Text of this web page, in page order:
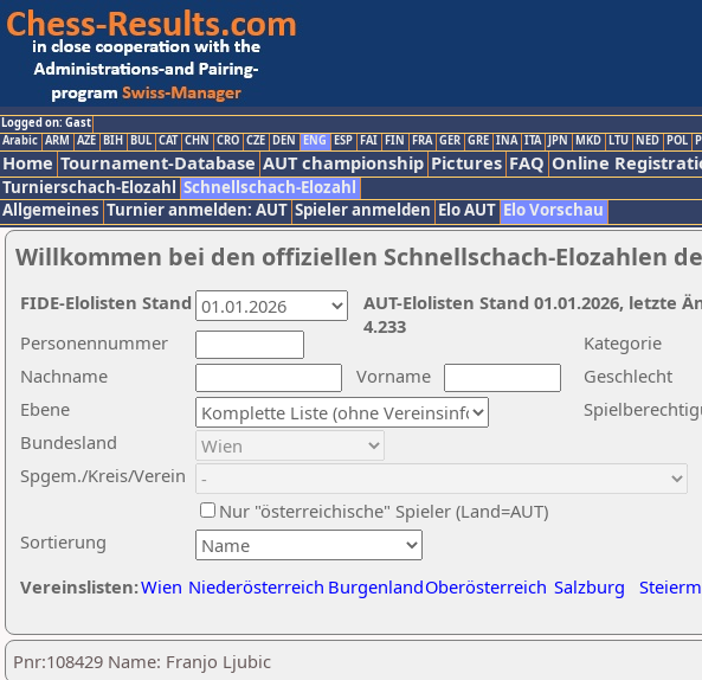
Logged on: Gast
Arabic ARM AZE BIH BUL CAT CHN CRO CZE DEN ENG ESP FAI FIN FRA GER GRE INA ITA JPN MKD LTU NED POL
Home Tournament-Database AUT championship Pictures FAQ Online
Turnierschach-Elozahl Schnellschach-Elozahl
Allgemeines Turnier anmelden: AUT Spieler anmelden Elo AUT Elo Vorschau
Willkommen bei den offiziellen Schnellschach-Elozahlen
Nachname
Vorname
Ebene
Kategorie
Sortierung
Personennummer
Bundesland
Spgem./Kreis/Verein
Geschlecht
Nur "österreichische" Spieler (Land=AUT)
Vereinslisten:Wien Niederösterreich BurgenlandOberösterreich Salzburg
AUT-Elolisten Stand 01.01.2026, letzte
4.233
FIDE-Elolisten Stand
Pnr:108429 Name: Franjo Ljubic